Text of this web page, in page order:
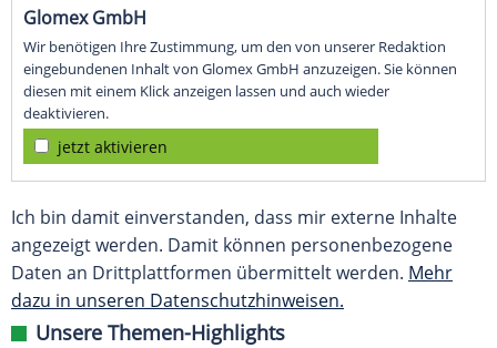
Glomex GmbH
Wir benötigen Ihre Zustimmung, um den von unserer Redaktion
eingebundenen Inhalt von Glomex GmbH anzuzeigen. Sie können
diesen mit einem Klick anzeigen lassen und auch wieder
deaktivieren.
jetzt aktivieren
Ich bin damit einverstanden, dass mir externe Inhalte
angezeigt werden. Damit können personenbezogene
Daten an Drittplattformen übermittelt werden. Mehr
dazu in unseren Datenschutzhinweisen.
Unsere Themen-Highlights